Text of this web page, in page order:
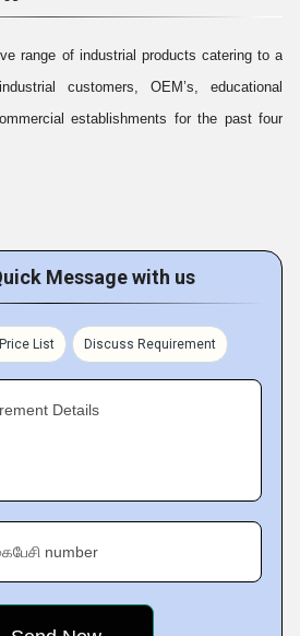
பரந்த குறுக்கு பிரிவை அடைய
range of industrial products catering to a
customers, OEM’s, educational
establishments for the past four
team of professionals, we procure &
of products are acknowledged for
and high efficiency, power saving
heights of success and look forward to
Message with us
List Discuss Requirement
Details
number